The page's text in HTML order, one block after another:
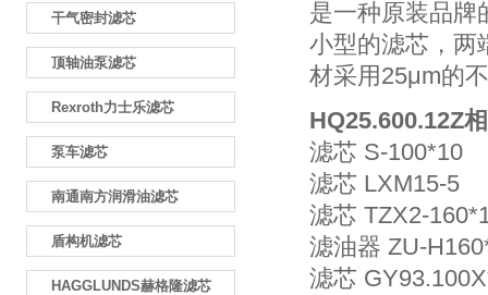
干气密封滤芯
顶轴油泵滤芯
Rexroth力士乐滤芯
泵车滤芯
南通南方润滑油滤芯
盾构机滤芯
HAGGLUNDS赫格隆滤芯
是一种原装品牌
小型的滤芯，两
材采用25μm的
HQ25.600.12Z
滤芯 S-100*10
滤芯 LXM15-5
滤芯 TZX2-
滤油器 ZU-
滤芯